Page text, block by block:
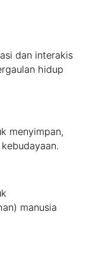
dan interakis
hidup
menyimpan,
manusia